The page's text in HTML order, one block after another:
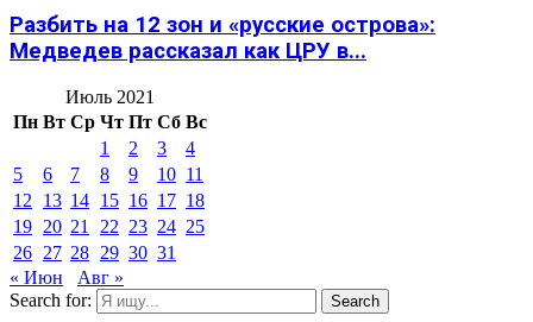
Разбить на 12 зон и «русские острова»:
Медведев рассказал как ЦРУ в...
Июль 2021
Пн Вт Ср Чт Пт Сб Вс
1
2 3
4
5
6 7 8 9 10 11
12
13 14 15 16 17 18
19 20 21 22 23 24 25
26 27 28 29 30 31
« Июн
Авг »
Search for:
Search